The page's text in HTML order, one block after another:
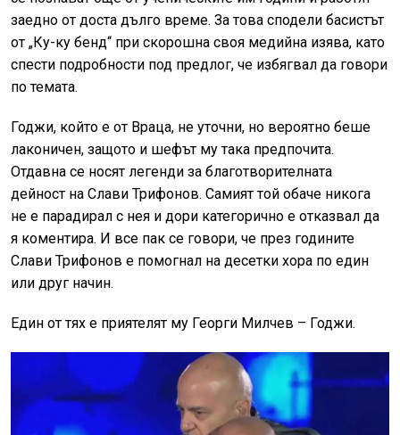
заедно от доста дълго време. За това сподели басистът
от „Ку-ку бенд“ при скорошна своя медийна изява, като
спести подробности под предлог, че избягвал да говори
по темата.
Годжи, който е от Враца, не уточни, но вероятно беше
лаконичен, защото и шефът му така предпочита.
Отдавна се носят легенди за благотворителната
дейност на Слави Трифонов. Самият той обаче никога
не е парадирал с нея и дори категорично е отказвал да
я коментира. И все пак се говори, че през годините
Слави Трифонов е помогнал на десетки хора по един
или друг начин.
Един от тях е приятелят му Георги Милчев – Годжи.